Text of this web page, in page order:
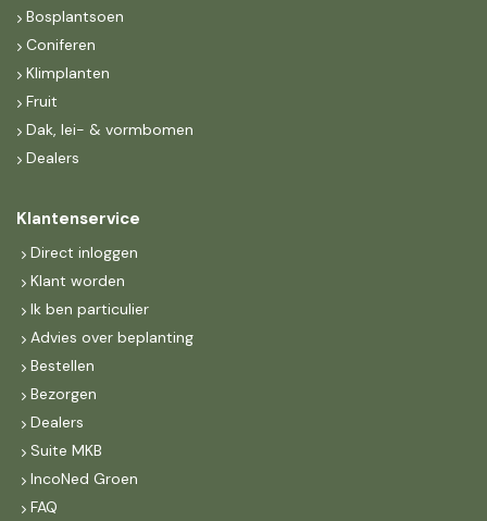
Bosplantsoen
Coniferen
Klimplanten
Fruit
Dak, lei- & vormbomen
Dealers
Klantenservice
Direct inloggen
Klant worden
Ik ben particulier
Advies over beplanting
Bestellen
Bezorgen
Dealers
Suite MKB
IncoNed Groen
FAQ